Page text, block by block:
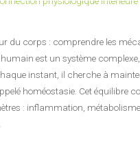
du corps : comprendre les
est un système
instant, il cherche à
homéostasie. Cet équilibre
: inflammation,